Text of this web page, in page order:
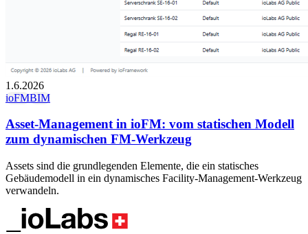
1.6.2026
ioFMBIM
Asset-Management in ioFM: vom statischen Modell
zum dynamischen FM-Werkzeug
Assets sind die grundlegenden Elemente, die ein statisches
Gebäudemodell in ein dynamisches Facility-Management-Werkzeug
verwandeln.